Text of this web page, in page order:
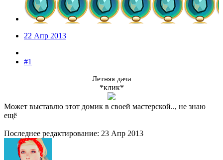
22 Апр 2013
#1
Летняя дача
*клик*
Может выставлю этот домик в своей мастерской.., не знаю
ещё
Последнее редактирование: 23 Апр 2013